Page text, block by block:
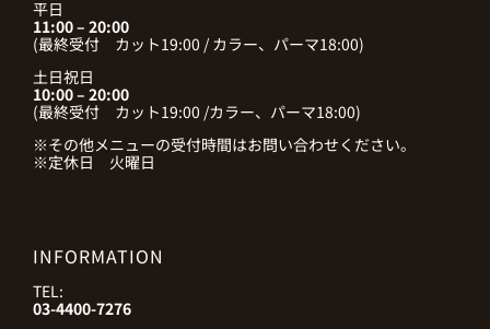
平日
11:00 – 20:00
(最終受付 カット19:00 / カラー、パーマ18:00)
土日祝日
10:00 – 20:00
(最終受付 カット19:00 /カラー、パーマ18:00)
※その他メニューの受付時間はお問い合わせください。
※定休日 火曜日
INFORMATION
TEL:
03-4400-7276